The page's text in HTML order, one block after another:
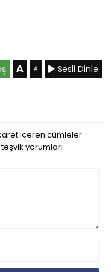
A A Sesli Dinle
içeren cümleler
yorumları